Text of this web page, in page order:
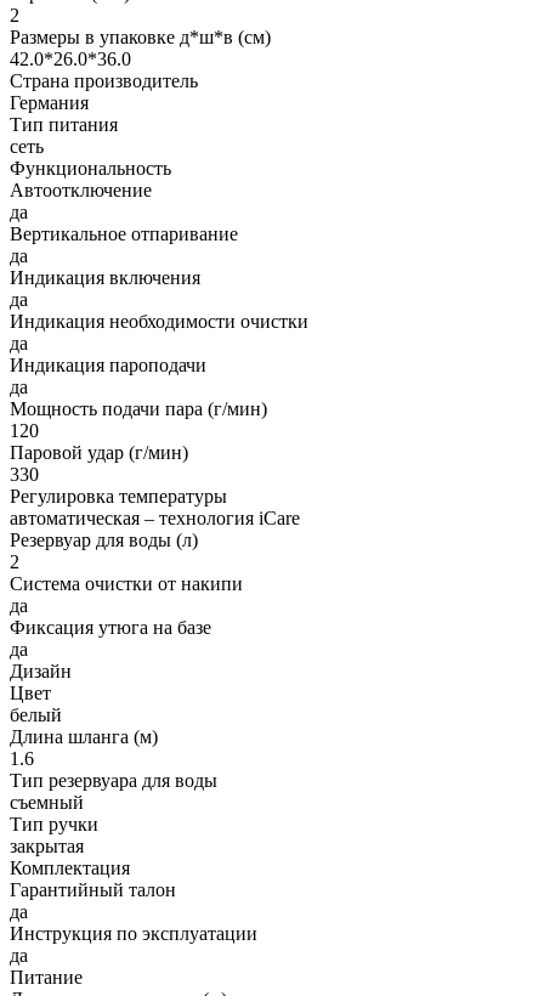
2
Размеры в упаковке д*ш*в (см)
42.0*26.0*36.0
Страна производитель
Германия
Тип питания
сеть
Функциональность
Автоотключение
да
Вертикальное отпаривание
да
Индикация включения
да
Индикация необходимости очистки
да
Индикация пароподачи
да
Мощность подачи пара (г/мин)
120
Паровой удар (г/мин)
330
Регулировка температуры
автоматическая – технология iCare
Резервуар для воды (л)
2
Система очистки от накипи
да
Фиксация утюга на базе
да
Дизайн
Цвет
белый
Длина шланга (м)
1.6
Тип резервуара для воды
съемный
Тип ручки
закрытая
Комплектация
Гарантийный талон
да
Инструкция по эксплуатации
да
Питание